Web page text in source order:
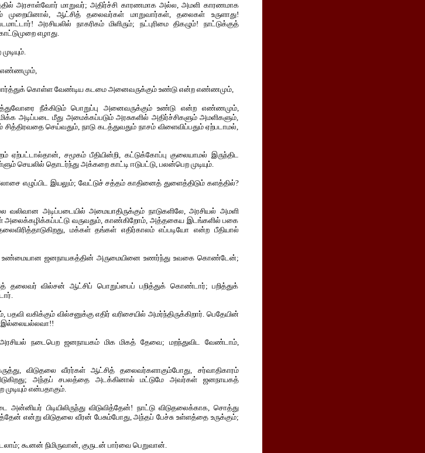
அரசாள்வோர் மாறுவர்; அதிர்ச்சி காரணமாக அல்ல, அமளி காரணமாக
முறையினால், ஆட்சித் தலைவர்கள் மாறுவார்கள், தலைகள் உருளாது!
அரசியலில் நாகரிகம் மிளிரும்; நட்புரிமை திகழும்! நாட்டுக்குத்
எழாது.
எண்ணமும்,
பார்த்துக் கொள்ள வேண்டிய கடமை அனைவருக்கும் உண்டு என்ற எண்ணமும்,
நீக்கிடும் பொறுப்பு அனைவருக்கும் உண்டு என்ற எண்ணமும்,
அடிப்படை மீது அமைக்கப்படும் அரசுகளில் அதிர்ச்சிகளும் அமளிகளும்,
சித்திரவதை செய்வதும், நாடு கடத்துவதும் நாசம் விளைவிப்பதும் ஏற்படாமல்,
ஏற்பட்டால்தான், சமூகம் பீதியின்றி, கட்டுக்கோப்பு குலையாமல் இருந்திட
செயலில் தொடர்ந்து அக்கறை காட்டி ஈடுபட்டு, பலன்பெற முடியும்.
எழுப்பிட இயலும்; வேட்டுச் சத்தம் காதினைத் துளைத்திடும் களத்தில்?
அடிப்படையில் அமையாதிருக்கும் நாடுகளிலே, அரசியல் அமளி
அலைக்கழிக்கப்பட்டு வருவதும், காண்கிறோம், அத்தகைய இடங்களில் பகை
மக்கள் தங்கள் எதிர்காலம் எப்படியோ என்ற பீதியால்
நான் உண்மையான ஜனநாயகத்தின் அருமையினை உணர்ந்து உவகை கொண்டேன்;
தலைவர் வில்சன் ஆட்சிப் பொறுப்பைப் பறித்துக் கொண்டார்; பறித்துக்
வகிக்கும் வில்சனுக்கு எதிர் வரிசையில் அமர்ந்திருக்கிறார். பெதேயின்
இல்லையல்லவா!!
நடைபெற ஜனநாயகம் மிக மிகத் தேவை; மறந்துவிட வேண்டாம்,
விடுதலை வீரர்கள் ஆட்சித் தலைவர்களாகும்போது, சர்வாதிகாரம்
அந்தப் சபலத்தை அடக்கினால் மட்டுமே அவர்கள் ஜனநாயகத்
என்பதாகும்.
பிடியிலிருந்து விடுவித்தேன்! நாட்டு விடுதலைக்காக, சொத்து
என்று விடுதலை வீரன் பேசும்போது, அந்தப் பேச்சு உள்ளத்தை உருக்கும்;
கூனன் நிமிருவான், குருடன் பார்வை பெறுவான்.